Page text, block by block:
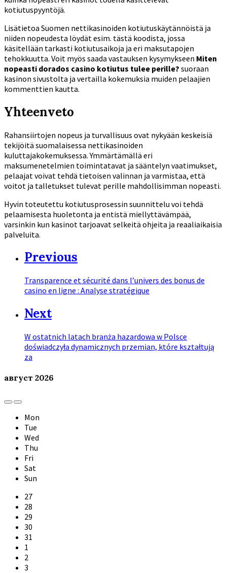
kotiutuspyyntöjä.
Lisätietoa Suomen nettikasinoiden kotiutuskäytännöistä ja
niiden nopeudesta löydät esim. tästä koodista, jossa
käsitellään tarkasti kotiutusaikoja ja eri maksutapojen
tehokkuutta. Voit myös saada vastauksen kysymykseen Miten
nopeasti dorados casino kotiutus tulee perille? suoraan
kasinon sivustolta ja vertailla kokemuksia muiden pelaajien
kommenttien kautta.
Yhteenveto
Rahansiirtojen nopeus ja turvallisuus ovat nykyään keskeisiä
tekijöitä suomalaisessa nettikasinoiden
kuluttajakokemuksessa. Ymmärtämällä eri
maksumenetelmien toimintatavat ja sääntelyn vaatimukset,
pelaajat voivat tehdä tietoisen valinnan ja varmistaa, että
voitot ja talletukset tulevat perille mahdollisimman nopeasti.
Hyvin toteutettu kotiutusprosessin suunnittelu voi tehdä
pelaamisesta huoletonta ja entistä miellyttävämpää,
varsinkin kun kasinot tarjoavat selkeitä ohjeita ja reaaliaikaisia
palveluita.
Previous
Transparence et sécurité dans l’univers des bonus de
casino en ligne : Analyse stratégique
Next
W ostatnich latach branża hazardowa w Polsce
doświadczyła dynamicznych przemian, które kształtują
za
август 2026
Previous
Month
Next
Month
Mon
Tue
Wed
Thu
Fri
Sat
Sun
Skip
calendar
days
27
28
29
30
31
1
2
3